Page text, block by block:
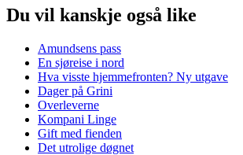
Du vil kanskje også like
Amundsens pass
En sjøreise i nord
Hva visste hjemmefronten? Ny utgave
Dager på Grini
Overleverne
Kompani Linge
Gift med fienden
Det utrolige døgnet